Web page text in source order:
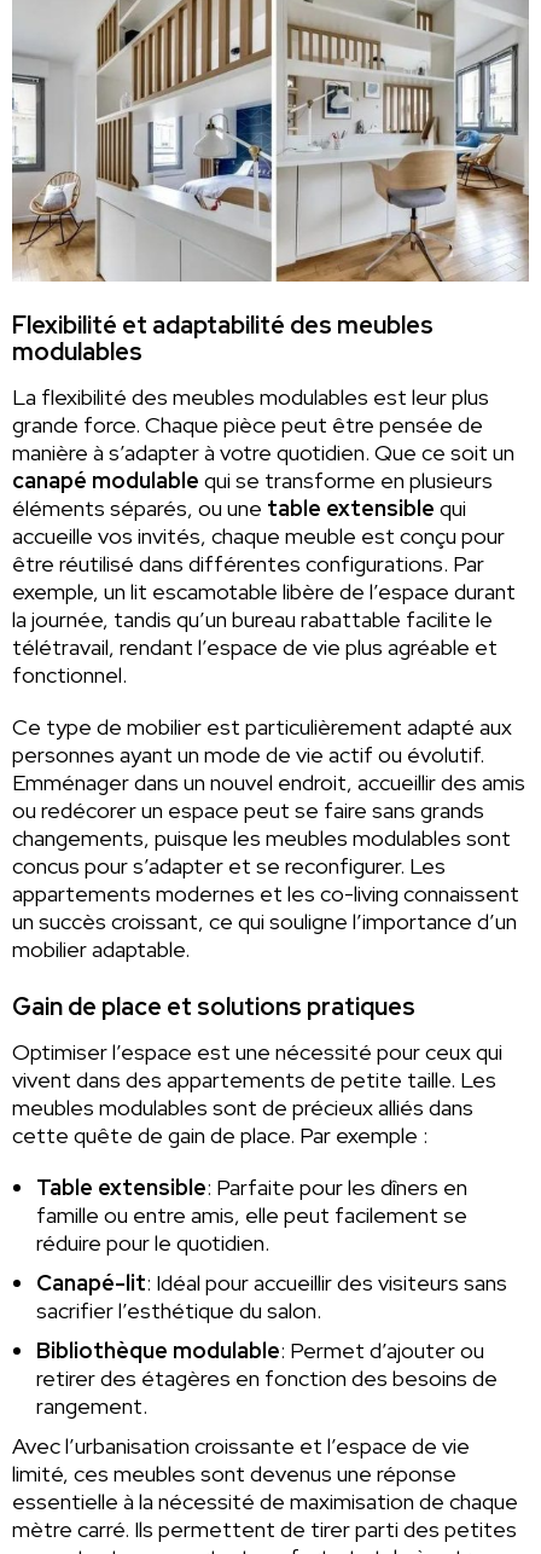
Flexibilité et adaptabilité des meubles
modulables
La flexibilité des meubles modulables est leur plus
grande force. Chaque pièce peut être pensée de
manière à s’adapter à votre quotidien. Que ce soit un
canapé modulable qui se transforme en plusieurs
éléments séparés, ou une table extensible qui
accueille vos invités, chaque meuble est conçu pour
être réutilisé dans différentes configurations. Par
exemple, un lit escamotable libère de l’espace durant
la journée, tandis qu’un bureau rabattable facilite le
télétravail, rendant l’espace de vie plus agréable et
fonctionnel.
Ce type de mobilier est particulièrement adapté aux
personnes ayant un mode de vie actif ou évolutif.
Emménager dans un nouvel endroit, accueillir des amis
ou redécorer un espace peut se faire sans grands
changements, puisque les meubles modulables sont
concus pour s’adapter et se reconfigurer. Les
appartements modernes et les co-living connaissent
un succès croissant, ce qui souligne l’importance d’un
mobilier adaptable.
Gain de place et solutions pratiques
Optimiser l’espace est une nécessité pour ceux qui
vivent dans des appartements de petite taille. Les
meubles modulables sont de précieux alliés dans
cette quête de gain de place. Par exemple :
Table extensible: Parfaite pour les dîners en
famille ou entre amis, elle peut facilement se
réduire pour le quotidien.
Canapé-lit: Idéal pour accueillir des visiteurs sans
sacrifier l’esthétique du salon.
Bibliothèque modulable: Permet d’ajouter ou
retirer des étagères en fonction des besoins de
rangement.
Avec l’urbanisation croissante et l’espace de vie
limité, ces meubles sont devenus une réponse
essentielle à la nécessité de maximisation de chaque
mètre carré. Ils permettent de tirer parti des petites